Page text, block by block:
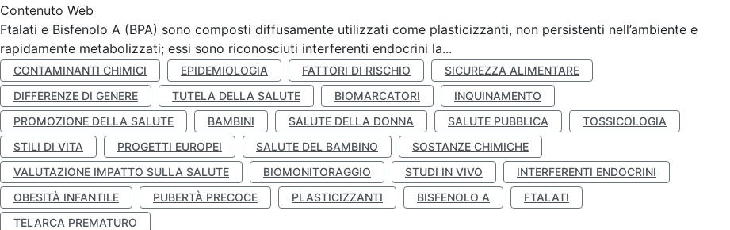
Contenuto Web
Ftalati e Bisfenolo A (BPA) sono composti diffusamente utilizzati come plasticizzanti, non persistenti nell’ambiente e
rapidamente metabolizzati; essi sono riconosciuti interferenti endocrini la...
CONTAMINANTI CHIMICI EPIDEMIOLOGIA FATTORI DI RISCHIO
SICUREZZA ALIMENTARE
DIFFERENZE DI GENERE
TUTELA DELLA SALUTE BIOMARCATORI
INQUINAMENTO
PROMOZIONE DELLA SALUTE
BAMBINI SALUTE DELLA DONNA SALUTE PUBBLICA
TOSSICOLOGIA
STILI DI VITA
PROGETTI EUROPEI SALUTE DEL BAMBINO
SOSTANZE CHIMICHE
VALUTAZIONE IMPATTO SULLA SALUTE
BIOMONITORAGGIO STUDI IN VIVO
INTERFERENTI ENDOCRINI
OBESITÀ INFANTILE
PUBERTÀ PRECOCE PLASTICIZZANTI BISFENOLO A
FTALATI
TELARCA PREMATURO